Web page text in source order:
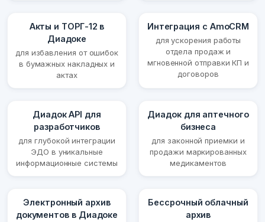
Акты и ТОРГ-12 в
Диадоке
для избавления от ошибок
в бумажных накладных и
актах
Интеграция с AmoCRM
для ускорения работы
отдела продаж и
мгновенной отправки КП и
договоров
Диадок API для
разработчиков
для глубокой интеграции
ЭДО в уникальные
информационные системы
Диадок для аптечного
бизнеса
для законной приемки и
продажи маркированных
медикаментов
Электронный архив
документов в Диадоке
Бессрочный облачный
архив